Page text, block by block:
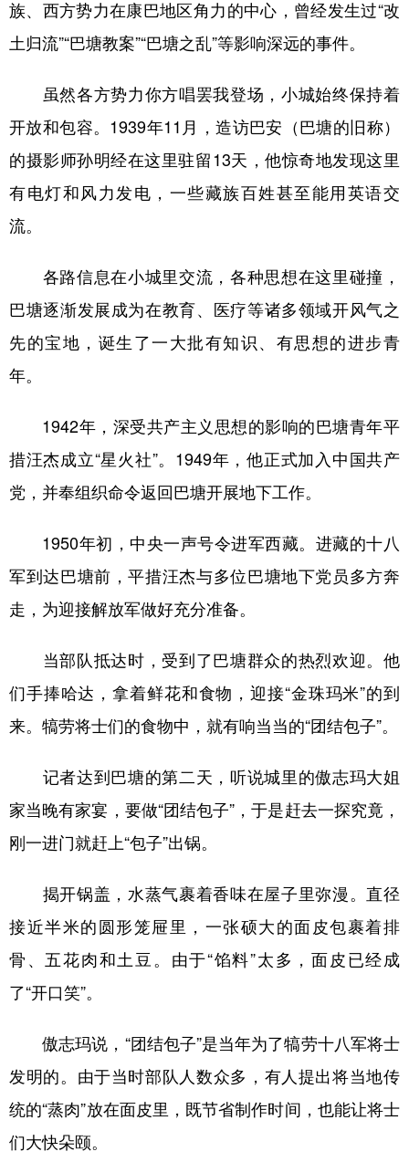
族、西方势力在康巴地区角力的中心，曾经发生过“改
土归流”“巴塘教案”“巴塘之乱”等影响深远的事件。
虽然各方势力你方唱罢我登场，小城始终保持着
开放和包容。1939年11月，造访巴安（巴塘的旧称）
的摄影师孙明经在这里驻留13天，他惊奇地发现这里
有电灯和风力发电，一些藏族百姓甚至能用英语交
流。
各路信息在小城里交流，各种思想在这里碰撞，
巴塘逐渐发展成为在教育、医疗等诸多领域开风气之
先的宝地，诞生了一大批有知识、有思想的进步青
年。
1942年，深受共产主义思想的影响的巴塘青年平
措汪杰成立“星火社”。1949年，他正式加入中国共产
党，并奉组织命令返回巴塘开展地下工作。
1950年初，中央一声号令进军西藏。进藏的十八
军到达巴塘前，平措汪杰与多位巴塘地下党员多方奔
走，为迎接解放军做好充分准备。
当部队抵达时，受到了巴塘群众的热烈欢迎。他
们手捧哈达，拿着鲜花和食物，迎接“金珠玛米”的到
来。犒劳将士们的食物中，就有响当当的“团结包子”。
记者达到巴塘的第二天，听说城里的傲志玛大姐
家当晚有家宴，要做“团结包子”，于是赶去一探究竟，
刚一进门就赶上“包子”出锅。
揭开锅盖，水蒸气裹着香味在屋子里弥漫。直径
接近半米的圆形笼屉里，一张硕大的面皮包裹着排
骨、五花肉和土豆。由于“馅料”太多，面皮已经成
了“开口笑”。
傲志玛说，“团结包子”是当年为了犒劳十八军将士
发明的。由于当时部队人数众多，有人提出将当地传
统的“蒸肉”放在面皮里，既节省制作时间，也能让将士
们大快朵颐。